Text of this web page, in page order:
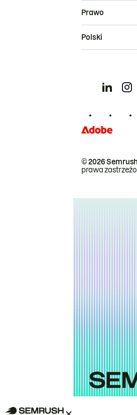
© 2026
prawa
Prawo
Polski